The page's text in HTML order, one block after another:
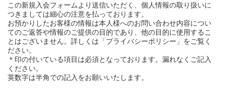
この新規入会フォームより送信いただく、個人情報の取り扱いに
つきましては細心の注意を払っております。
お預かりしたお客様の情報は本人様へのお問い合わせ内容につい
てのご返答や情報のご提供の目的であり、他の目的に使用するこ
とはございません。詳しくは「プライバシーポリシー」をご覧く
ださい。
＊印の付いている項目は必須となっております。漏れなくご記入
ください。
英数字は半角での記入をお願いいたします。